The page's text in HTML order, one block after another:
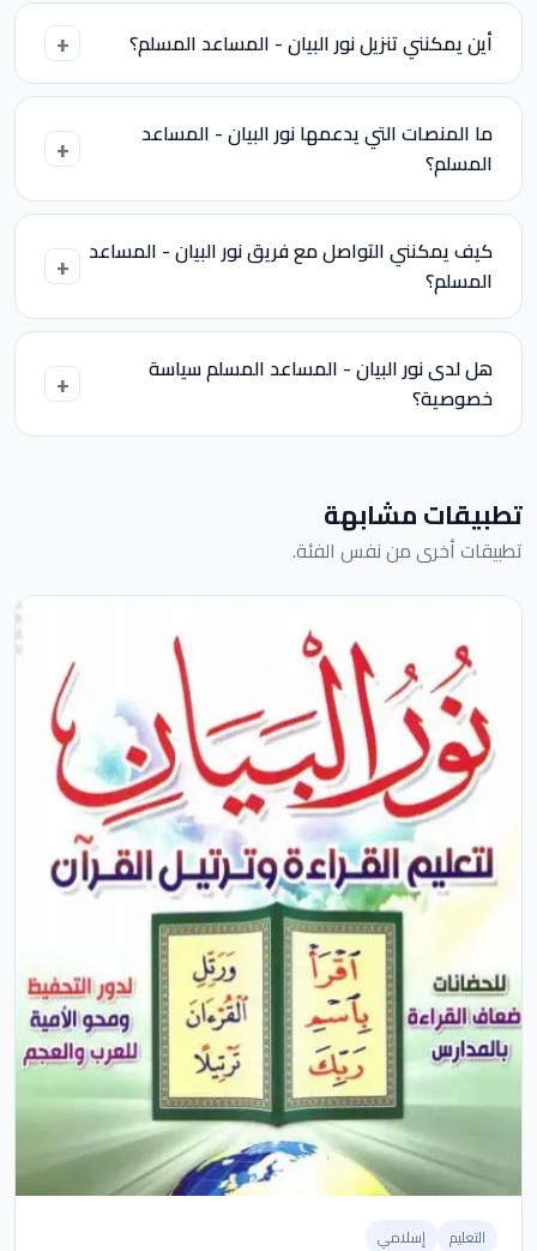
أين يمكنني تنزيل نور البيان - المساعد المسلم؟
ما المنصات التي يدعمها نور البيان - المساعد
المسلم؟
كيف يمكنني التواصل مع فريق نور البيان - المساعد
المسلم؟
هل لدى نور البيان - المساعد المسلم سياسة
خصوصية؟
تطبيقات مشابهة
تطبيقات أخرى من نفس الفئة.
التعليم إسلامي